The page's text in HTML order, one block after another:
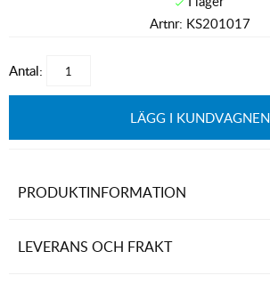
Artnr: KS201017
Antal:
LÄGG I KUNDVAGNEN
PRODUKTINFORMATION
LEVERANS OCH FRAKT